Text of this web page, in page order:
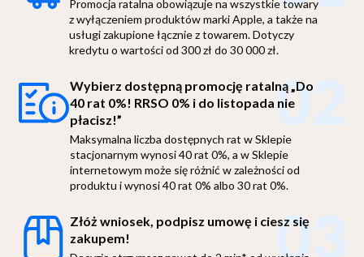
Promocja ratalna obowiązuje na wszystkie towary
z wyłączeniem produktów marki Apple, a także na
usługi zakupione łącznie z towarem. Dotyczy
kredytu o wartości od 300 zł do 30 000 zł.
02
Wybierz dostępną promocję ratalną „Do
40 rat 0%! RRSO 0% i do listopada nie
płacisz!”
Maksymalna liczba dostępnych rat w Sklepie
stacjonarnym wynosi 40 rat 0%, a w Sklepie
internetowym może się różnić w zależności od
produktu i wynosi 40 rat 0% albo 30 rat 0%.
03
Złóż wniosek, podpisz umowę i ciesz się
zakupem!